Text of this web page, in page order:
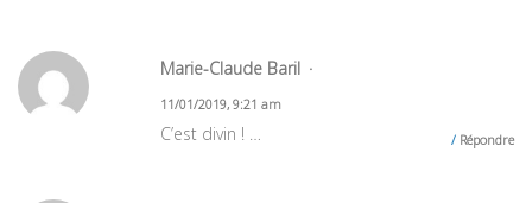
Marie-Claude Baril
11/01/2019, 9:21 am
Répondre
C’est divin ! …